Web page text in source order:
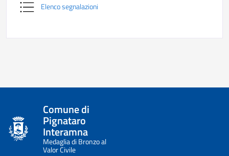
Elenco segnalazioni
Comune di
Pignataro
Interamna
Medaglia di Bronzo al
Valor Civile